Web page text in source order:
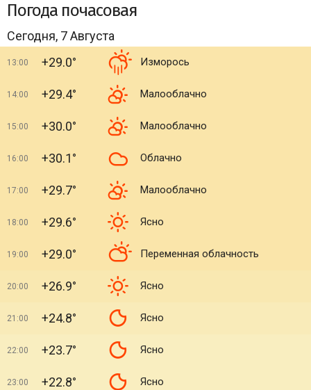
Погода почасовая
Сегодня, 7 Августа
13:00 +29.0° Изморось
14:00 +29.4° Малооблачно
15:00 +30.0° Малооблачно
16:00 +30.1° Облачно
17:00 +29.7° Малооблачно
18:00 +29.6° Ясно
19:00 +29.0° Переменная облачность
20:00 +26.9° Ясно
21:00 +24.8° Ясно
22:00 +23.7° Ясно
23:00 +22.8° Ясно